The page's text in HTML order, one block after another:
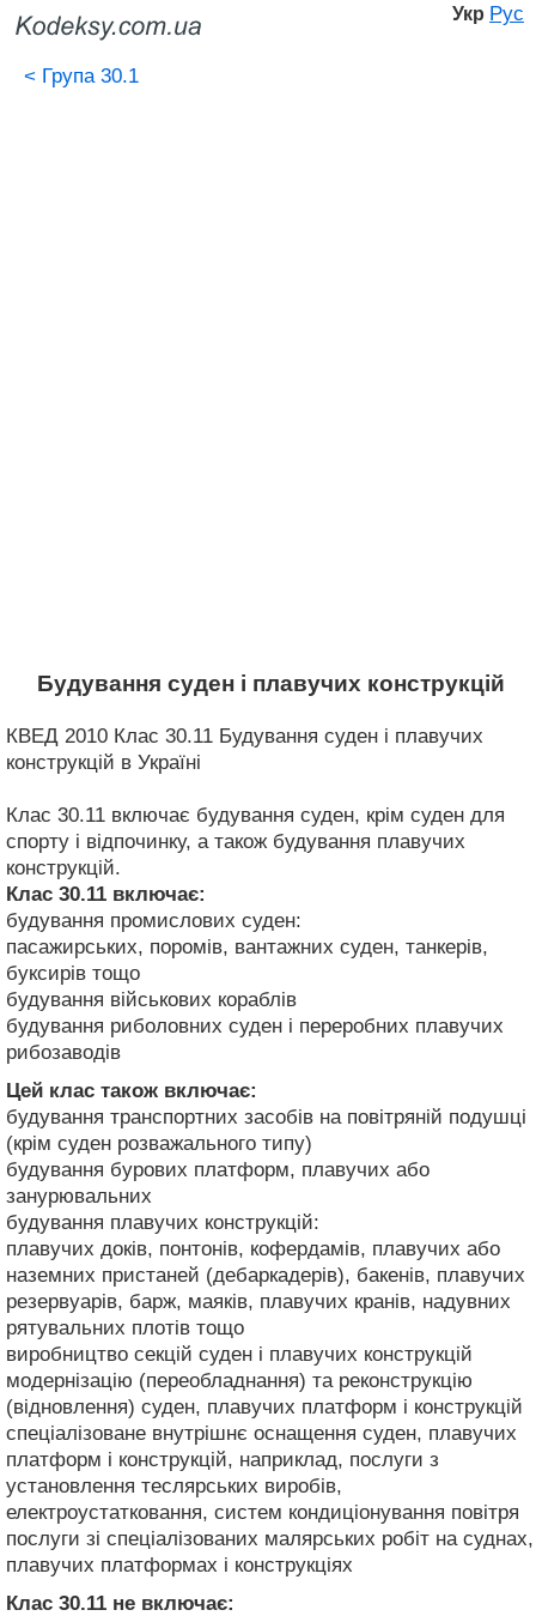
Укр Рус
< Група 30.1
Будування суден і плавучих конструкцій
КВЕД 2010 Клас 30.11 Будування суден і плавучих
конструкцій в Україні
Клас 30.11 включає будування суден, крім суден для
спорту і відпочинку, а також будування плавучих
конструкцій.
Клас 30.11 включає:
будування промислових суден:
пасажирських, поромів, вантажних суден, танкерів,
буксирів тощо
будування військових кораблів
будування риболовних суден і переробних плавучих
рибозаводів
Цей клас також включає:
будування транспортних засобів на повітряній подушці
(крім суден розважального типу)
будування бурових платформ, плавучих або
занурювальних
будування плавучих конструкцій:
плавучих доків, понтонів, кофердамів, плавучих або
наземних пристаней (дебаркадерів), бакенів, плавучих
резервуарів, барж, маяків, плавучих кранів, надувних
рятувальних плотів тощо
виробництво секцій суден і плавучих конструкцій
модернізацію (переобладнання) та реконструкцію
(відновлення) суден, плавучих платформ і конструкцій
спеціалізоване внутрішнє оснащення суден, плавучих
платформ і конструкцій, наприклад, послуги з
установлення теслярських виробів,
електроустатковання, систем кондиціонування повітря
послуги зі спеціалізованих малярських робіт на суднах,
плавучих платформах і конструкціях
Клас 30.11 не включає: